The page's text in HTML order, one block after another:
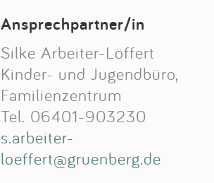
Ansprechpartner/in
Silke Arbeiter-Löffert
Kinder- und Jugendbüro,
Familienzentrum
Tel. 06401-903230
s.arbeiter-
loeffert@gruenberg.de